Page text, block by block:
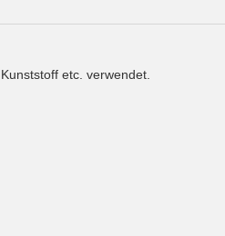
etc. verwendet.